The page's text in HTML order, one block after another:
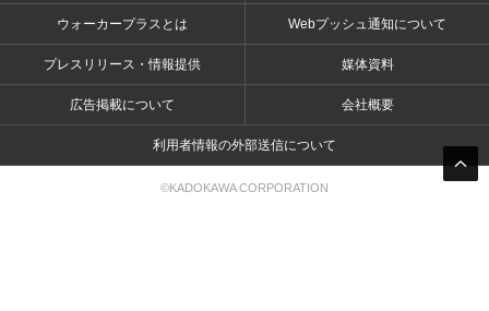
ウォーカープラスとは Webプッシュ通知について
プレスリリース・情報提供 媒体資料
広告掲載について 会社概要
利用者情報の外部送信について
©KADOKAWA CORPORATION